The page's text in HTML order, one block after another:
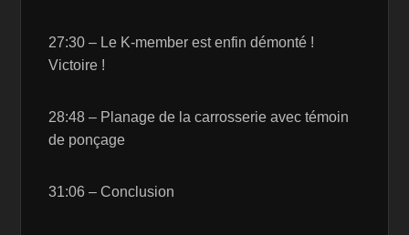
27:30 – Le K-member est enfin démonté !
Victoire !
28:48 – Planage de la carrosserie avec témoin
de ponçage
31:06 – Conclusion